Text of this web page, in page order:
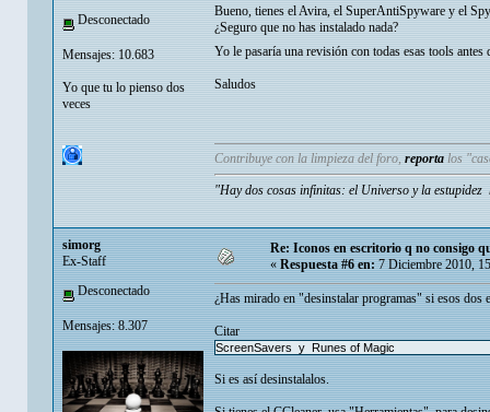
Desconectado
Mensajes: 10.683
Yo que tu lo pienso dos
veces
Bueno, tienes el Avira, el SuperAntiSpyware y el
¿Seguro que no has instalado nada?
Yo le pasaría una revisión con todas esas tools antes
Saludos
Contribuye con la limpieza del foro, reporta los
"Hay dos cosas infinitas: el Universo y la
simorg
Ex-Staff
Desconectado
Mensajes: 8.307
Re: Iconos en escritorio q no consigo
«Respuesta #6 en:7 Diciembre 2010,
¿Has mirado en "desinstalar programas" si esos dos
Citar
ScreenSavers y Runes of Magic
Si es así desinstalalos.